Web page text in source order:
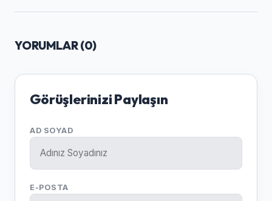
YORUMLAR (0)
Görüşlerinizi Paylaşın
AD SOYAD
E-POSTA